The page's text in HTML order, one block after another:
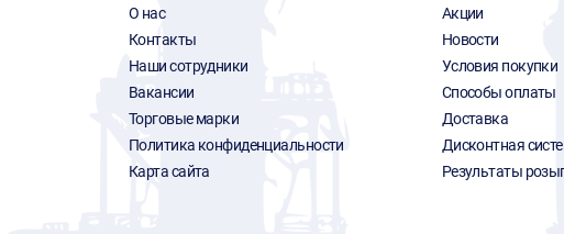
О нас
Контакты
Наши сотрудники
Вакансии
Торговые марки
Политика конфиденциальности
Карта сайта
Акции
Новости
Условия покупки
Способы оплаты
Доставка
Дисконтная
Результаты